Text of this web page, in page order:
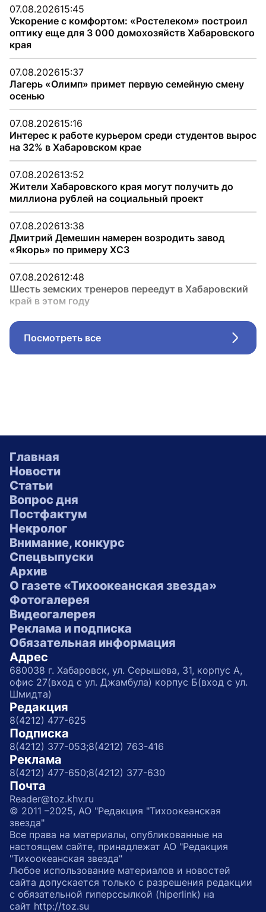
07.08.202615:45
Ускорение с комфортом: «Ростелеком» построил
оптику еще для 3 000 домохозяйств Хабаровского
края
07.08.202615:37
Лагерь «Олимп» примет первую семейную смену
осенью
07.08.202615:16
Интерес к работе курьером среди студентов вырос
на 32% в Хабаровском крае
07.08.202613:52
Жители Хабаровского края могут получить до
миллиона рублей на социальный проект
07.08.202613:38
Дмитрий Демешин намерен возродить завод
«Якорь» по примеру ХСЗ
07.08.202612:48
Шесть земских тренеров переедут в Хабаровский
край в этом году
Посмотреть все
Главная
Новости
Статьи
Вопрос дня
Постфактум
Некролог
Внимание, конкурс
Спецвыпуски
Архив
О газете «Тихоокеанская звезда»
Фотогалерея
Видеогалерея
Реклама и подписка
Обязательная информация
Адрес
680038 г. Хабаровск, ул. Серышева, 31, корпус А,
офис 27(вход с ул. Джамбула) корпус Б(вход с ул.
Шмидта)
Редакция
8(4212) 477-625
Подписка
8(4212) 377-053;8(4212) 763-416
Реклама
8(4212) 477-650;8(4212) 377-630
Почта
Reader@toz.khv.ru
© 2011 –2025, АО "Редакция "Тихоокеанская
звезда"
Все права на материалы, опубликованные на
настоящем сайте, принадлежат АО "Редакция
"Тихоокеанская звезда"
Любое использование материалов и новостей
сайта допускается только с разрешения редакции
с обязательной гиперссылкой (hiperlink) на
сайт http://toz.su